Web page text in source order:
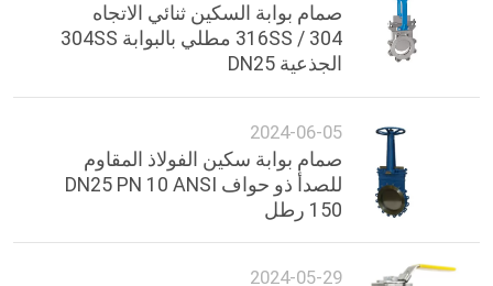
صمام بوابة السكين ثنائي الاتجاه
304 / 316SS مطلي بالبوابة 304SS
الجذعية DN25
2024-06-05
صمام بوابة سكين الفولاذ المقاوم
للصدأ ذو حواف DN25 PN 10 ANSI
150 رطل
2024-05-29